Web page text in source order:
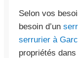
Selon vos
besoin d’un
serrurier à
propriétés